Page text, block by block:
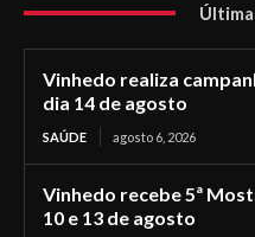
Vinhedo realiza
dia 14 de agosto
SAÚDE agosto 6, 2026
Vinhedo recebe 5ª
10 e 13 de agosto